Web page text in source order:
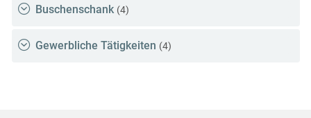
Buschenschank (4)
Gewerbliche Tätigkeiten (4)